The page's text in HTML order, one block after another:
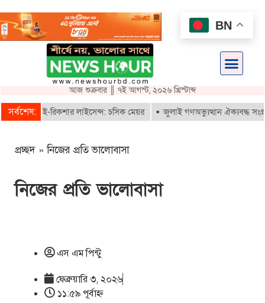
আজ শুক্রবার ║ ৭ই আগস্ট, ২০২৬ খ্রিস্টাব্দ
সর্বশেষ:ই-রিকশার লাইসেন্স: চসিক মেয়র জুলাই গণঅভ্যুত্থান ঐক্যবদ্ধ
প্রচ্ছদ »নিজের প্রতি ভালোবাসা
নিজের প্রতি ভালোবাসা
এস এম পিন্টু
ফেব্রুয়ারি ৩, ২০২৬
১১:৫৯ পূর্বাহ্ণ
BN